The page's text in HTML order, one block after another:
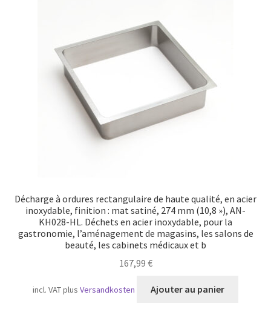
Décharge à ordures rectangulaire de haute qualité, en acier
inoxydable, finition : mat satiné, 274 mm (10,8 »), AN-
KH028-HL. Déchets en acier inoxydable, pour la
gastronomie, l’aménagement de magasins, les salons de
beauté, les cabinets médicaux et b
167,99 €
incl. VATplusVersandkosten Ajouter au panier